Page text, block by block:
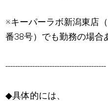
※キーパーラボ新潟東店
番38号）でも勤務の場合
-----------------------------------------
◆具体的には、